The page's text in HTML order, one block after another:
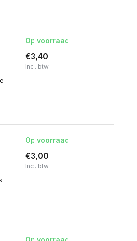
Op voorraad
€3,40
Incl. btw
Op voorraad
€3,00
Incl. btw
Op voorraad